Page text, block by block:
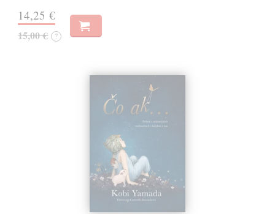
14,25 €
15,00 € ?